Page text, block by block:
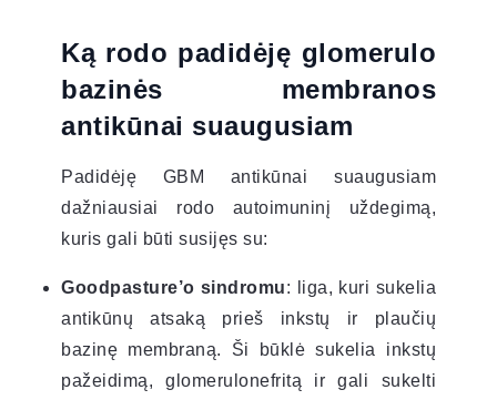
Ką rodo padidėję glomerulo
bazinės membranos
antikūnai suaugusiam
Padidėję GBM antikūnai suaugusiam
dažniausiai rodo autoimuninį uždegimą,
kuris gali būti susijęs su:
Goodpasture’o sindromu: liga, kuri sukelia
antikūnų atsaką prieš inkstų ir plaučių
bazinę membraną. Ši būklė sukelia inkstų
pažeidimą, glomerulonefritą ir gali sukelti